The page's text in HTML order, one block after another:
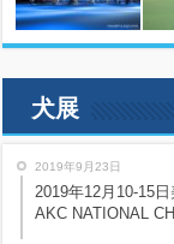
犬展
2019年9月23日
2019年12月10-15
AKC NATIONAL